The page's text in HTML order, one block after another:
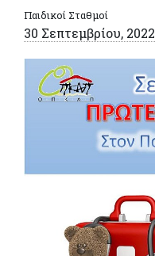
Παιδικοί Σταθμοί
30 Σεπτεμβρίου, 2022